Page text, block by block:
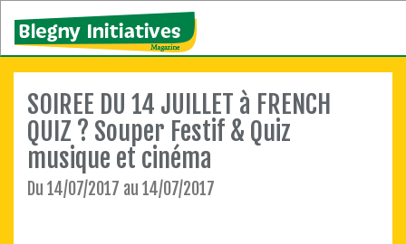
SOIREE DU 14 JUILLET à FRENCH
QUIZ ? Souper Festif & Quiz
musique et cinéma
Du 14/07/2017 au 14/07/2017